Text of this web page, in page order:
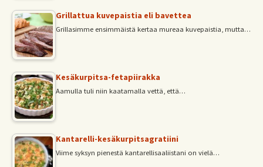
Grillattua kuvepaistia eli bavettea
Grillasimme ensimmäistä kertaa mureaa kuvepaistia, mutta…
Kesäkurpitsa-fetapiirakka
Aamulla tuli niin kaatamalla vettä, että…
Kantarelli-kesäkurpitsagratiini
Viime syksyn pienestä kantarellisaaliistani on vielä…